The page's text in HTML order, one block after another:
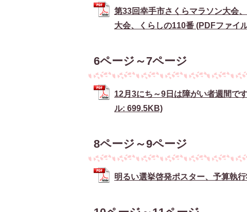
第33回幸手市さくらマラソン大会
大会、くらしの110番 (PDFファイ
6ページ～7ページ
12月3にち～9日は障がい者週間で
ル: 699.5KB)
8ページ～9ページ
明るい選挙啓発ポスター、予算執